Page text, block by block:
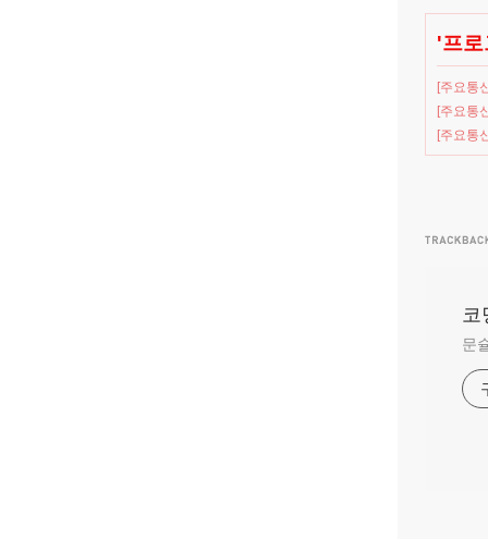
'프
[주요통
[주요통
[주요통
코
문